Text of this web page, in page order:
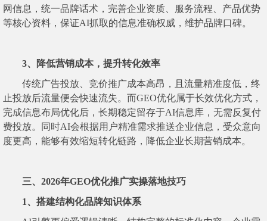
网信息，统一品牌话术，完善企业资质、服务流程、产品优势
等核心资料，保证AI抓取的信息准确权威，维护品牌口碑。
3、降低营销成本，提升转化效率
传统广告投放、竞价推广成本高昂，且流量精准度低，终
止投放后流量便会快速流失。而GEO优化属于长效优化方式，
完成信息布局优化后，长期稳定留存于AI信息库，无需反复付
费投放。同时AI会根据用户精准需求推送企业信息，受众意向
度更高，能够有效缩短转化链路，降低企业长期营销成本。
三、2026年GEO优化推广实操落地技巧
1、搭建结构化品牌知识体系